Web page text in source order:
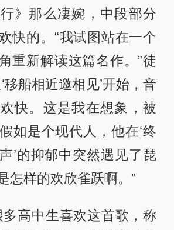
》那么凄婉，中段部分
快的。“我试图站在一个
重新解读这篇名作。”徒
移船相近邀相见’开始，音
快。这是我在想象，被
如是个现代人，他在‘终
’的抑郁中突然遇见了琵
怎样的欢欣雀跃啊。”
多高中生喜欢这首歌，称